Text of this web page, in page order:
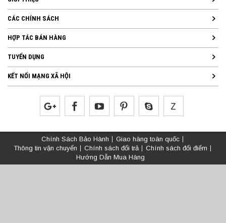
CÁC CHÍNH SÁCH
HỢP TÁC BÁN HÀNG
TUYỂN DỤNG
KẾT NỐI MẠNG XÃ HỘI
Chính Sách Bảo Hành
Giao hàng toàn quốc
Thông tin vận chuyển
Chính sách đổi trả
Chính sách đổi điểm
Hướng Dẫn Mua Hàng